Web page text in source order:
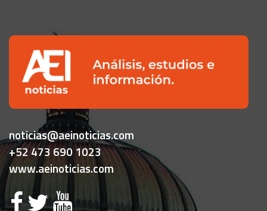
noticias@aeinoticias.com
+52 473 690 1023
www.aeinoticias.com